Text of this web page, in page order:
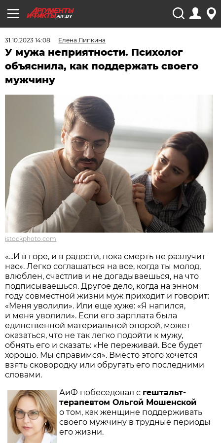
AIF.BY
31.10.2023 14:08 Елена Липкина
У мужа неприятности. Психолог
объяснила, как поддержать своего
мужчину
istockphoto.com
«...И в горе, и в радости, пока смерть не разлучит
нас». Легко соглашаться на все, когда ты молод,
влюблен, счастлив и не догадываешься, на что
подписываешься. Другое дело, когда на энном
году совместной жизни муж приходит и говорит:
«Меня уволили». Или еще хуже: «Я напился,
и меня уволили». Если его зарплата была
единственной материальной опорой, может
оказаться, что не так легко подойти к мужу,
обнять его и сказать: «Не переживай. Все будет
хорошо. Мы справимся». Вместо этого хочется
взять сковородку или обругать его последними
словами.
АиФ побеседовал с гештальт-
терапевтом Ольгой Мошенской
о том, как женщине поддерживать
своего мужчину в трудные периоды
его жизни.